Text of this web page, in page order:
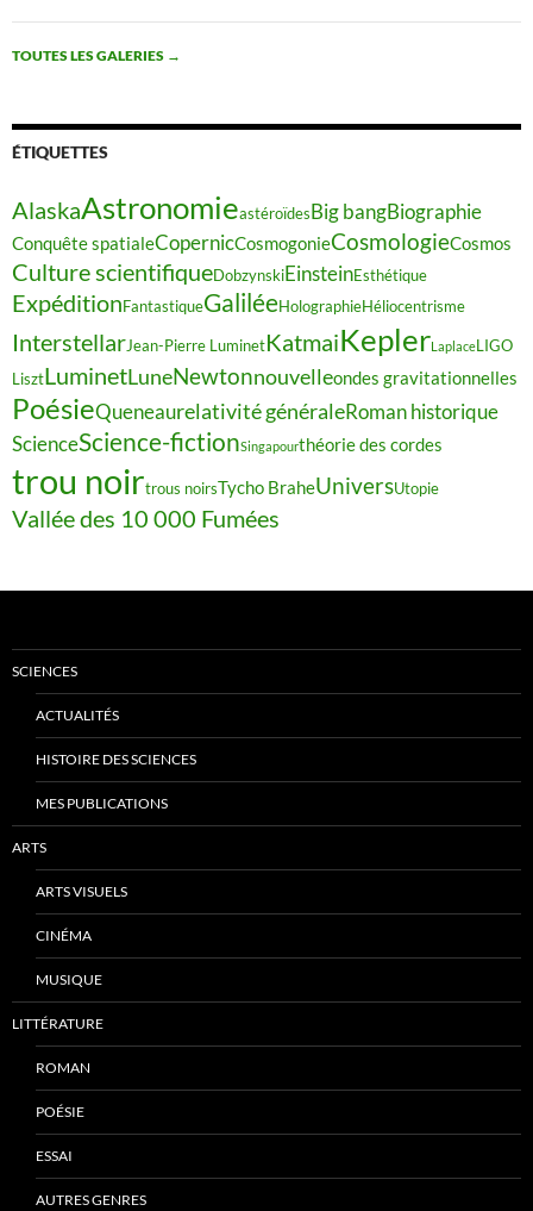
TOUTES LES GALERIES →
ÉTIQUETTES
AlaskaAstronomieastéroïdes Big bangBiographie
Conquête spatialeCopernicCosmogonieCosmologieCosmos
Culture scientifiqueDobzynskiEinsteinEsthétique
ExpéditionFantastiqueGaliléeHolographieHéliocentrisme
InterstellarJean-Pierre LuminetKatmaiKeplerLaplaceLIGO
LisztLuminetLuneNewtonnouvelleondes gravitationnelles
PoésieQueneaurelativité généraleRoman historique
ScienceScience-fictionSingapourthéorie des cordes
trou noirtrous noirsTycho BraheUniversUtopie
Vallée des 10 000 Fumées
SCIENCES
ACTUALITÉS
HISTOIRE DES SCIENCES
MES PUBLICATIONS
ARTS
ARTS VISUELS
CINÉMA
MUSIQUE
LITTÉRATURE
ROMAN
POÉSIE
ESSAI
AUTRES GENRES